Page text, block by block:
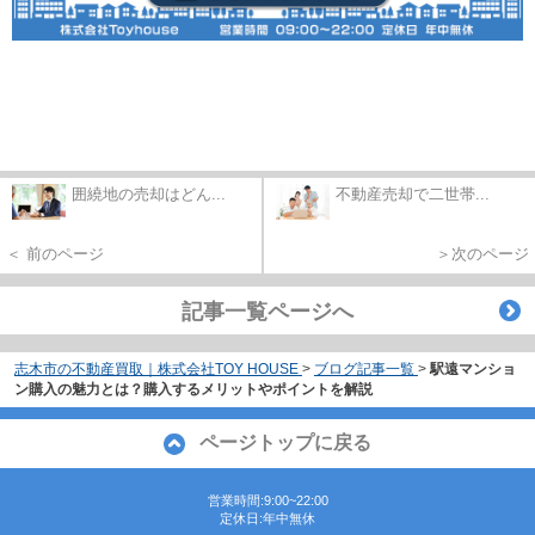
囲繞地の売却はどん...
＜ 前のページ
不動産売却で二世帯...
＞次のページ
記事一覧ページへ
志木市の不動産買取｜株式会社TOY HOUSE > ブログ記事一覧 > 駅遠マンショ
ン購入の魅力とは？購入するメリットやポイントを解説
ページトップに戻る
営業時間:9:00~22:00
定休日:年中無休